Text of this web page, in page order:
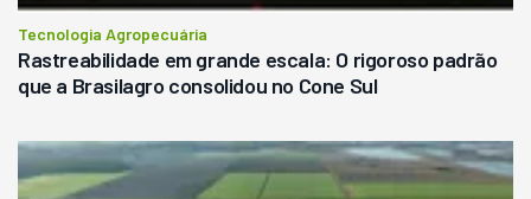
Tecnologia Agropecuária
Rastreabilidade em grande escala: O rigoroso padrão
que a Brasilagro consolidou no Cone Sul